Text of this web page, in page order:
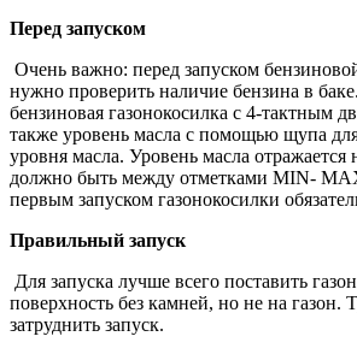
Перед запуском
Очень важно: перед запуском
нужно проверить наличие бензина в
бензиновая газонокосилка с 4-тактным
также уровень масла с помощью щупа
уровня масла. Уровень масла
должно быть между отметками MIN-
первым запуском газонокосилки
Правильный запуск
Для запуска лучше всего поставить
поверхность без камней, но не на газон.
затруднить запуск.